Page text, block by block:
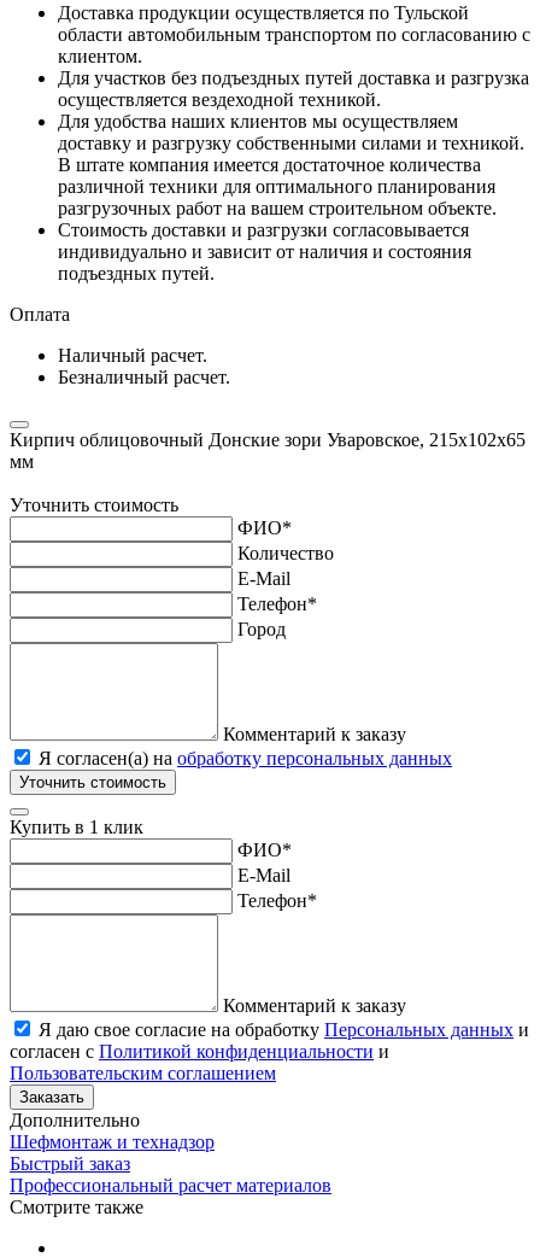
Доставка продукции осуществляется по Тульской
области автомобильным транспортом по согласованию с
клиентом.
Для участков без подъездных путей доставка и разгрузка
осуществляется вездеходной техникой.
Для удобства наших клиентов мы осуществляем
доставку и разгрузку собственными силами и техникой.
В штате компания имеется достаточное количества
различной техники для оптимального планирования
разгрузочных работ на вашем строительном объекте.
Стоимость доставки и разгрузки согласовывается
индивидуально и зависит от наличия и состояния
подъездных путей.
Оплата
Наличный расчет.
Безналичный расчет.
Кирпич облицовочный Донские зори Уваровское, 215х102х65
мм
Уточнить стоимость
ФИО*
Количество
E-Mail
Телефон*
Город
Комментарий к заказу
Я согласен(а) на обработку персональных данных
Уточнить стоимость
Купить в 1 клик
ФИО*
E-Mail
Телефон*
Комментарий к заказу
Я даю свое согласие на обработку Персональных данных и
согласен с Политикой конфиденциальности и
Пользовательским соглашением
Заказать
Дополнительно
Шефмонтаж и технадзор
Быстрый заказ
Профессиональный расчет материалов
Смотрите также